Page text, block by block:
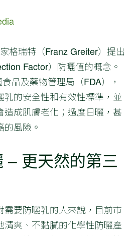
格瑞特（Franz Greiter）提出
Factor）防曬值的概念。
品及藥物管理局（FDA），
乳的安全性和有效性標準，並
造成肌膚老化；過度日曬，甚
風險。
– 更天然的第三
需要防曬乳的人來說，目前市
清爽、不黏膩的化學性防曬產